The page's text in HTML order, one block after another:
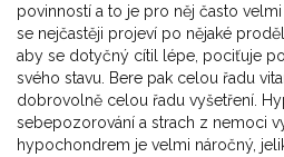
povinností a to je pro něj často
se nejčastěji projeví po nějaké
aby se dotyčný cítil lépe, pociťuje
svého stavu. Bere pak celou řadu
dobrovolně celou řadu vyšetření.
sebepozorování a strach z nemoci
hypochondrem je velmi náročný,